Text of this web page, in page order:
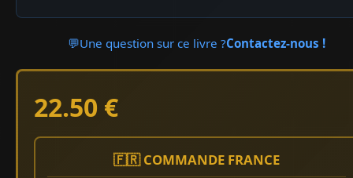
💬Une question sur ce livre ?Contactez-nous !
22.50 €
🇫🇷 COMMANDE FRANCE